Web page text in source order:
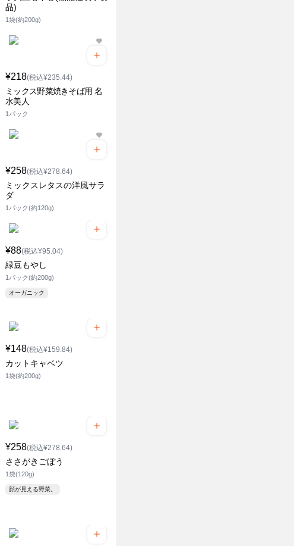
品)
1袋(約200g)
¥218(税込¥235.44)
ミックス野菜焼きそば用 名
水美人
1パック
¥258(税込¥278.64)
ミックスレタスの洋風サラ
ダ
1パック(約120g)
¥88(税込¥95.04)
緑豆もやし
1パック(約200g)
オーガニック
¥148(税込¥159.84)
カットキャベツ
1袋(約200g)
¥258(税込¥278.64)
ささがきごぼう
1袋(120g)
顔が見える野菜。